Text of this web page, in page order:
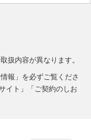
扱内容が異なります。
報」を必ずご覧くださ
イト」「ご契約のしお